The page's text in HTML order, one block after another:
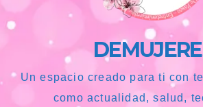
Un espacio creado para ti con
como actualidad, salud,